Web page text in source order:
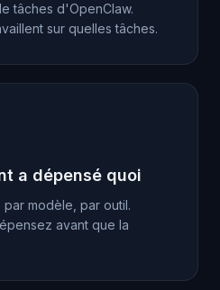
tâches d'OpenClaw.
sur quelles tâches.
a dépensé quoi
par modèle, par outil.
avant que la